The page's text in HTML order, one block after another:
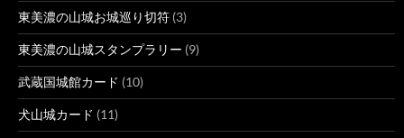
東美濃の山城お城巡り切符 (3)
東美濃の山城スタンプラリー (9)
武蔵国城館カード (10)
犬山城カード (11)